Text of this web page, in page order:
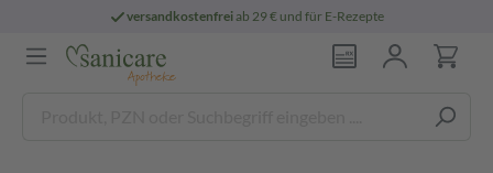
versandkostenfreiab 29 € und für E-Rezepte